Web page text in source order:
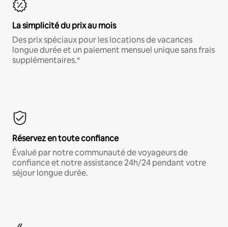
La simplicité du prix au mois
Des prix spéciaux pour les locations de vacances
longue durée et un paiement mensuel unique sans frais
supplémentaires.*
Réservez en toute confiance
Évalué par notre communauté de voyageurs de
confiance et notre assistance 24h/24 pendant votre
séjour longue durée.